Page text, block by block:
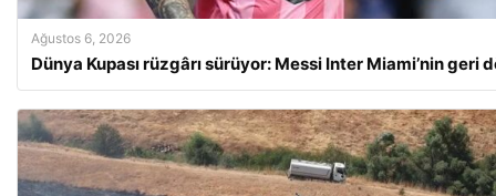
Ağustos 6, 2026
Dünya Kupası rüzgârı sürüyor: Messi Inter Miami’nin geri